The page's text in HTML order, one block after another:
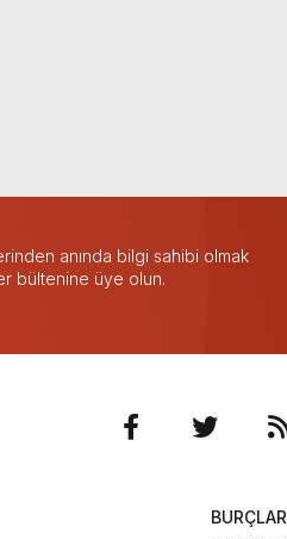
anında bilgi sahibi olmak
bültenine üye olun.
BURÇLAR